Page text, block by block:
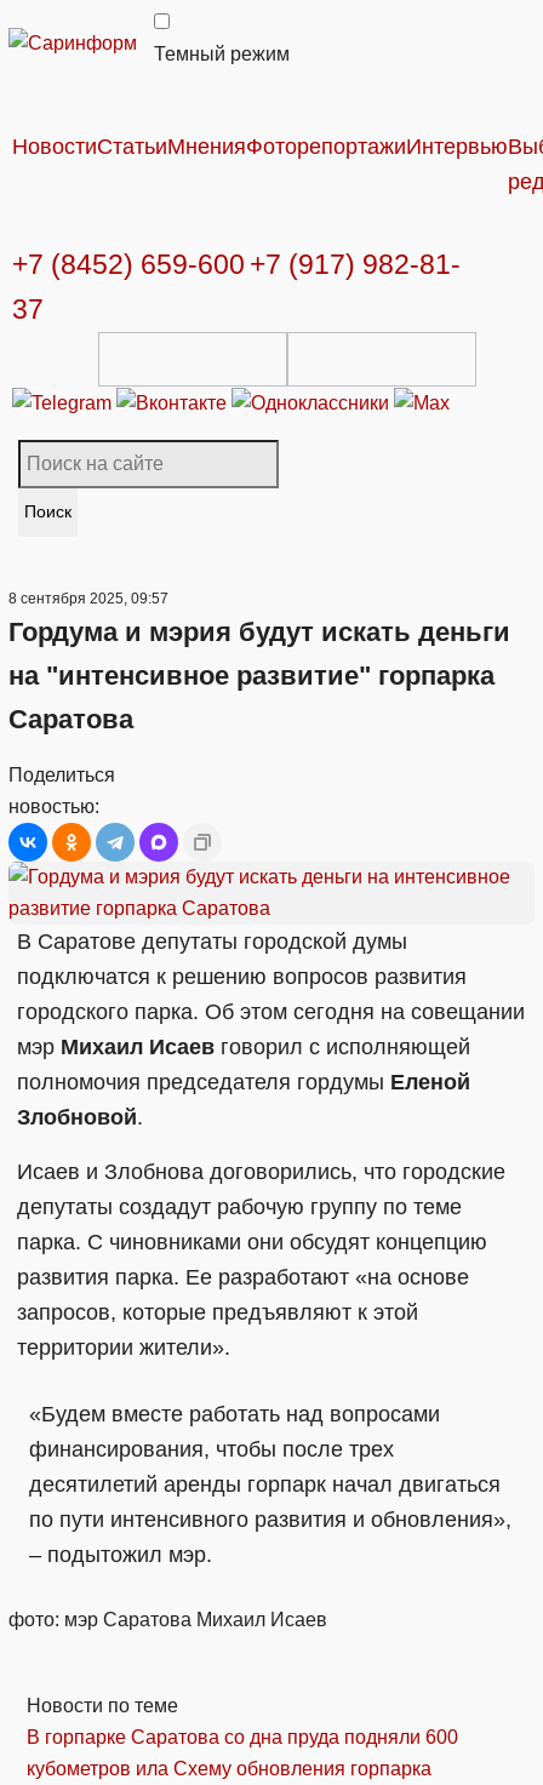
Темный режим
НовостиСтатьиМненияФоторепортажиИнтервью
+7 (8452) 659-600 +7 (917) 982-81-
37
Поиск
8 сентября 2025, 09:57
Гордума и мэрия будут искать деньги
на "интенсивное развитие" горпарка
Саратова
Поделиться
новостью:
В Саратове депутаты городской думы
подключатся к решению вопросов развития
городского парка. Об этом сегодня на совещании
мэр Михаил Исаев говорил с исполняющей
полномочия председателя гордумы Еленой
Злобновой.
Исаев и Злобнова договорились, что городские
депутаты создадут рабочую группу по теме
парка. С чиновниками они обсудят концепцию
развития парка. Ее разработают «на основе
запросов, которые предъявляют к этой
территории жители».
«Будем вместе работать над вопросами
финансирования, чтобы после трех
десятилетий аренды горпарк начал двигаться
по пути интенсивного развития и обновления»,
– подытожил мэр.
фото: мэр Саратова Михаил Исаев
Новости по теме
В горпарке Саратова со дна пруда подняли 600
кубометров ила Схему обновления горпарка